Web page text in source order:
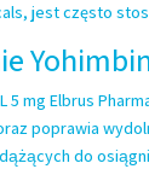
jest często
5 mg Elbrus
poprawia
do